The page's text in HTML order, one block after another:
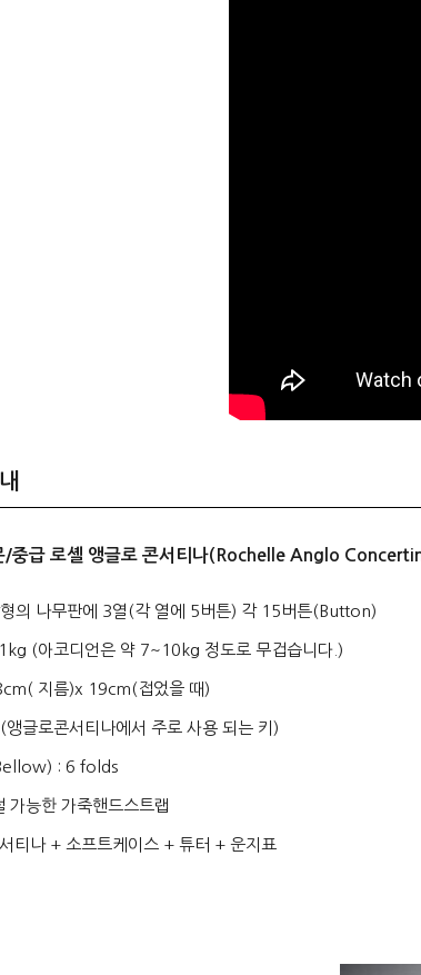
/중급 로셸 앵글로 콘서티나(Rochelle Anglo
의 나무판에 3열(각 열에 5버튼) 각 15버튼(Button)
(아코디언은 약 7~10kg 정도로 무겁습니다.)
지름)x 19cm(접었을 때)
글로콘서티나에서 주로 사용 되는 키)
: 6 folds
가능한 가죽핸드스트랩
티나 + 소프트케이스 + 튜터 + 운지표